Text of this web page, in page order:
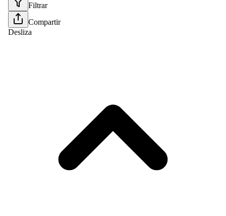
Filtrar
Compartir
Desliza